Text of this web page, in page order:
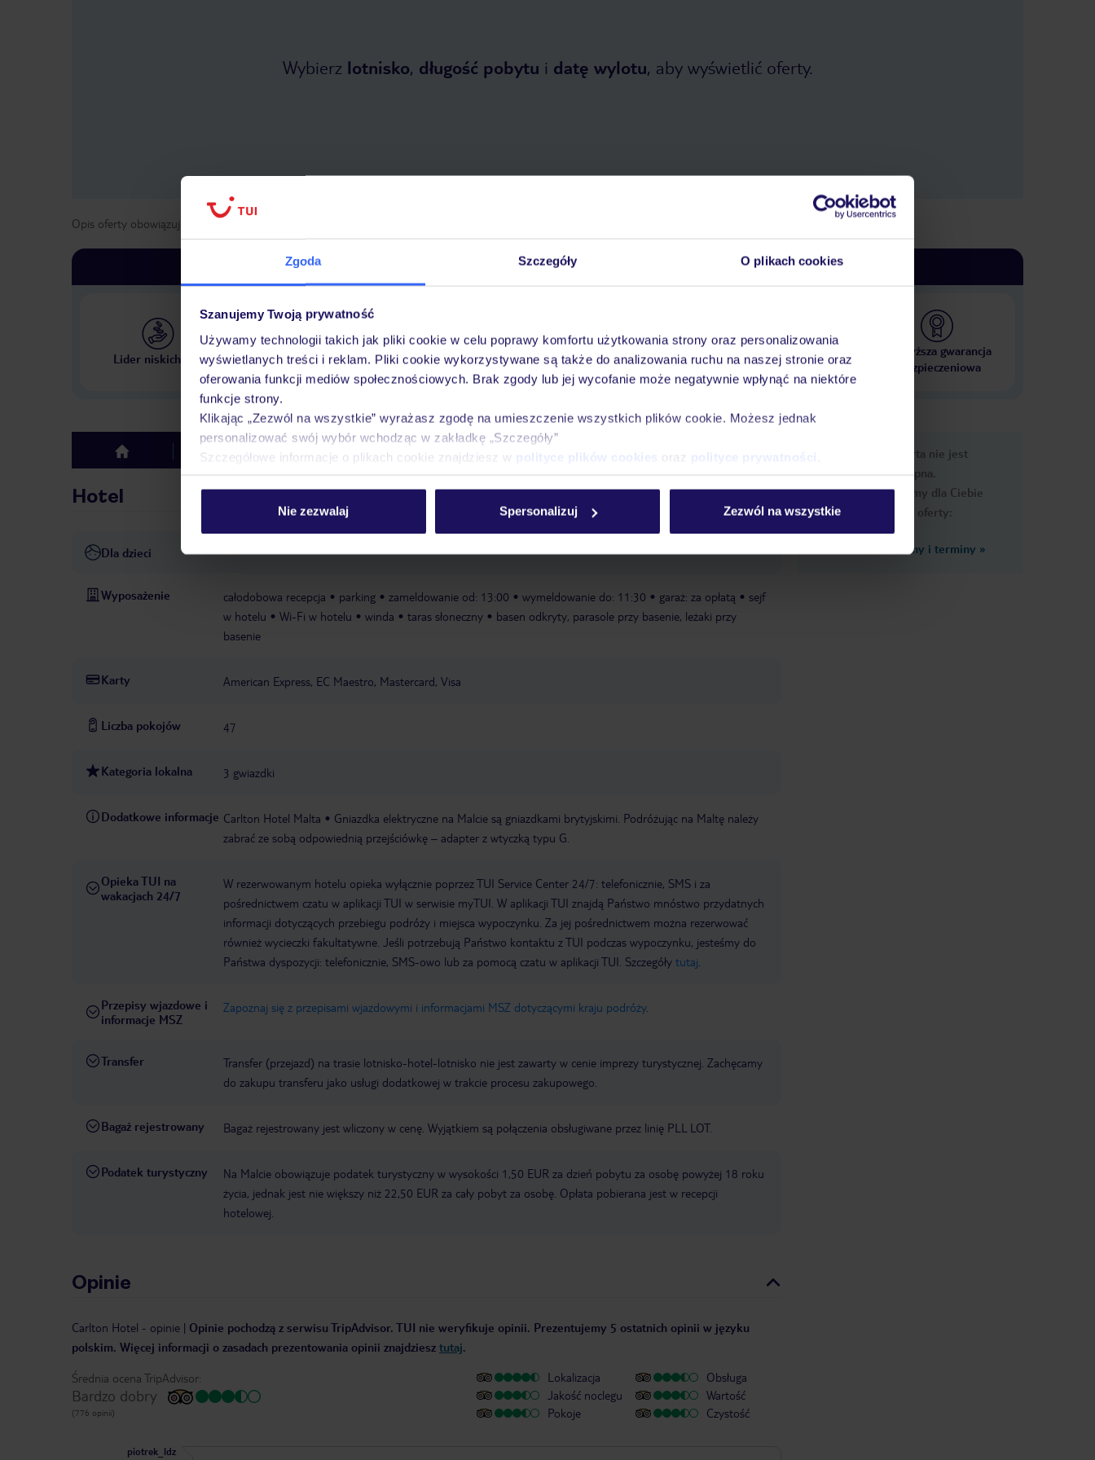
Zgoda Szczegóły O plikach cookies
Szanujemy Twoją prywatność
Używamy technologii takich jak pliki cookie w celu poprawy komfortu użytkowania strony oraz personalizowania
wyświetlanych treści i reklam. Pliki cookie wykorzystywane są także do analizowania ruchu na naszej stronie oraz
oferowania funkcji mediów społecznościowych. Brak zgody lub jej wycofanie może negatywnie wpłynąć na niektóre
funkcje strony.
Klikając „Zezwól na wszystkie” wyrażasz zgodę na umieszczenie wszystkich plików cookie. Możesz jednak
personalizować swój wybór wchodząc w zakładkę „Szczegóły”
Szczegółowe informacje o plikach cookie znajdziesz w polityce plików cookies oraz polityce prywatności
Nie zezwalaj Spersonalizuj Zezwól na wszystkie
Wybierz lotnisko, długość pobytu i datę wylotu, aby wyświetlić oferty.
Opis oferty obowiązuje dla wyjazdów w terminie
Dlaczego warto wybrać TUI?
Lider niskich cen
Największe biuro podróży
w Polsce
30 lat w Polsce
Tylko u nas opieka na
wakacjach 24/7
10 000 hoteli w ponad 50
krajach
Najwyższa gwarancja
ubezpieczeniowa
top Opinie Pokoje Wyżywienie Atrakcje
informacje
Hotel
Dla dzieci
Wyposażenie całodobowa recepcja parking zameldowanie od: 13:00 wymeldowanie do: 11:30 garaż: za opłatą
sejf
w hotelu
Wi-Fi w hotelu winda taras słoneczny
basen odkryty, parasole przy basenie, leżaki przy
basenie
Karty American Express, EC Maestro, Mastercard, Visa
Liczba pokojów 47
Kategoria lokalna 3 gwiazdki
Dodatkowe informacje Carlton Hotel Malta
Gniazdka elektryczne na Malcie są gniazdkami brytyjskimi. Podróżując na Maltę należy
zabrać ze sobą odpowiednią przejściówkę – adapter z wtyczką typu G.
Opieka TUI na
wakacjach 24/7
W rezerwowanym hotelu opieka wyłącznie poprzez TUI Service Center 24/7: telefonicznie, SMS i za
pośrednictwem czatu w aplikacji TUI w serwisie myTUI. W aplikacji TUI znajdą Państwo mnóstwo przydatnych
informacji dotyczących przebiegu podróży i miejsca wypoczynku. Za jej pośrednictwem można rezerwować
również wycieczki fakultatywne. Jeśli potrzebują Państwo kontaktu z TUI podczas wypoczynku, jesteśmy do
Państwa dyspozycji: telefonicznie, SMS-owo lub za pomocą czatu w aplikacji TUI. Szczegóły tutaj
Przepisy wjazdowe i
informacje MSZ
Zapoznaj się z przepisami wjazdowymi i informacjami MSZ dotyczącymi kraju podróży.
Transfer
Transfer (przejazd) na trasie lotnisko-hotel-lotnisko nie jest zawarty w cenie imprezy turystycznej. Zachęcamy
do zakupu transferu jako usługi dodatkowej w trakcie procesu zakupowego.
Bagaż rejestrowany Bagaż rejestrowany jest wliczony w cenę. Wyjątkiem są połączenia obsługiwane przez linię PLL LOT.
Podatek turystyczny
Na Malcie obowiązuje podatek turystyczny w wysokości 1,50 EUR za dzień pobytu za osobę powyżej 18 roku
życia, jednak jest nie większy niż 22,50 EUR za cały pobyt za osobę. Opłata pobierana jest w recepcji
hotelowej.
Opinie
Carlton Hotel - opinie | Opinie pochodzą z serwisu TripAdvisor. TUI nie weryfikuje opinii. Prezentujemy 5 ostatnich opinii w języku
polskim. Więcej informacji o zasadach prezentowania opinii znajdziesz tutaj.
Średnia ocena TripAdvisor:
Bardzo dobry
(776 opinii)
Lokalizacja
Jakość noclegu
Pokoje
Obsługa
Wartość
Czystość
piotrek_ldz
Ups, ta oferta nie jest
dostępna.
Przygotowaliśmy dla Ciebie
podobne oferty:
Zobacz inne ceny i terminy »